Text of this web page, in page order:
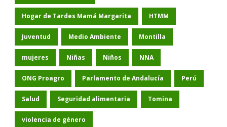
Hogar de Tardes Mamá Margarita HTMM
Juventud Medio Ambiente Montilla
mujeres Niñas Niños NNA
ONG Proagro Parlamento de Andalucía Perú
Salud Seguridad alimentaria Tomina
violencia de género